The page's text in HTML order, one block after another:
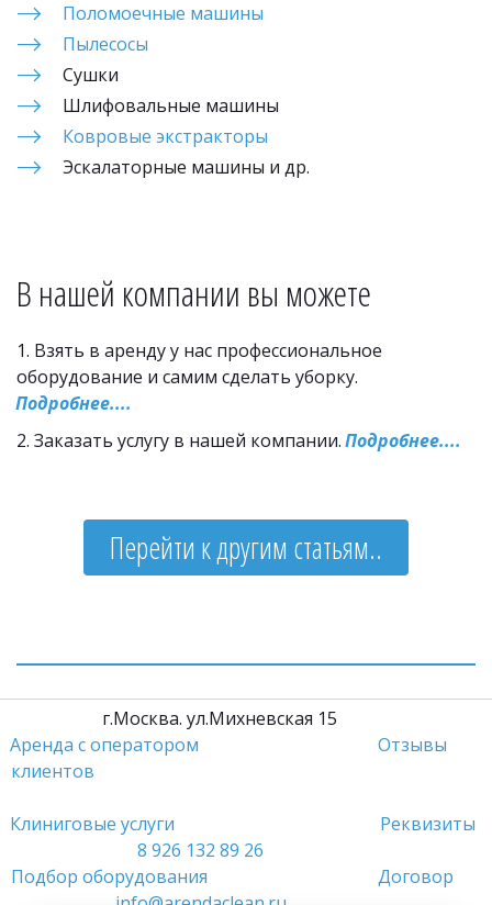
Поломоечные машины
Пылесосы
Сушки
Шлифовальные машины
Ковровые экстракторы
Эскалаторные машины и др.
В нашей компании вы можете
1. Взять в аренду у нас профессиональное
Подробнее....
2. Заказать услугу в нашей компании. Подробнее....
Перейти к другим статьям..
Аренда с оператором
Отзывы
клиентов
Клиниговые услуги
Реквизиты
8 926 132 89 26
Подбор оборудования
Договор